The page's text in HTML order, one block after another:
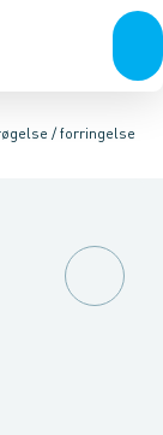
/ forringelse
og softstartere
Specialvarer